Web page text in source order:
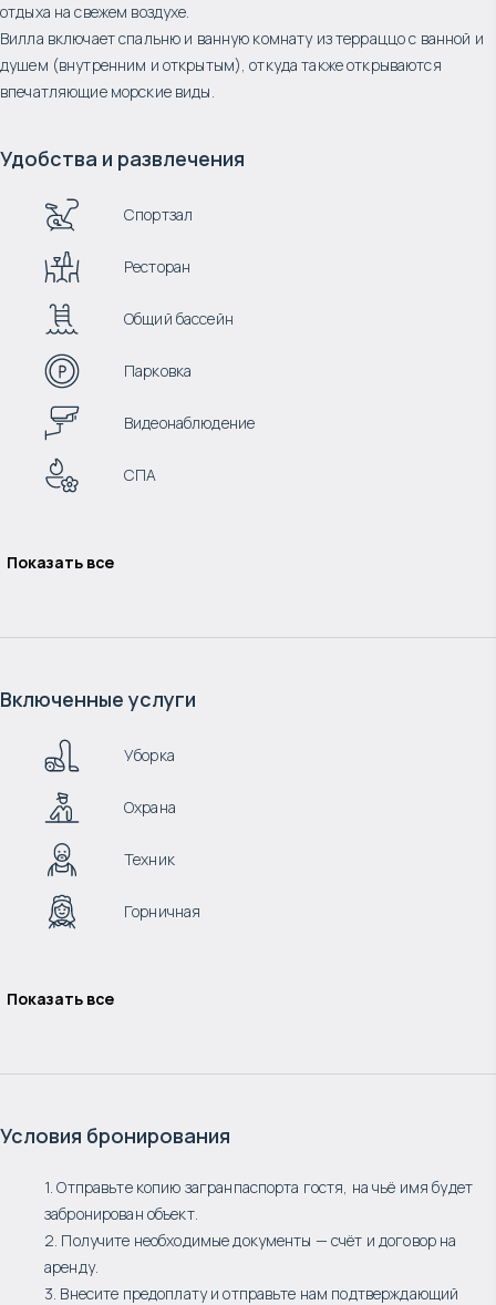
отдыха на свежем воздухе.
Вилла включает спальню и ванную комнату из терраццо с ванной и
душем (внутренним и открытым), откуда также открываются
впечатляющие морские виды.
Удобства и развлечения
Спортзал
Ресторан
Общий бассейн
Парковка
Видеонаблюдение
СПА
Показать все
Включенные услуги
Уборка
Охрана
Техник
Горничная
Показать все
Условия бронирования
1. Отправьте копию загранпаспорта гостя, на чьё имя будет
забронирован объект.
2. Получите необходимые документы — счёт и договор на
аренду.
3. Внесите предоплату и отправьте нам подтверждающий